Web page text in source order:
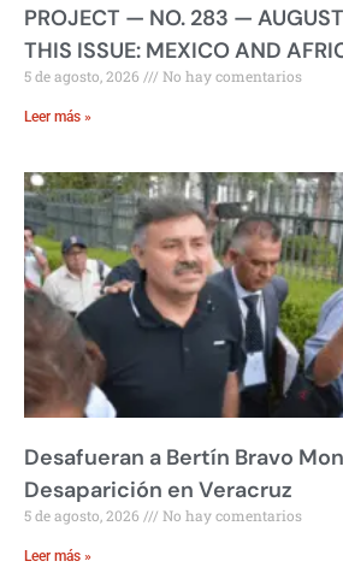
PROJECT — NO. 283 —
THIS ISSUE: MEXICO AND
5 de agosto, 2026 No hay comentarios
Leer más »
Desafueran a Bertín Bravo
Desaparición en Veracruz
5 de agosto, 2026 No hay comentarios
Leer más »